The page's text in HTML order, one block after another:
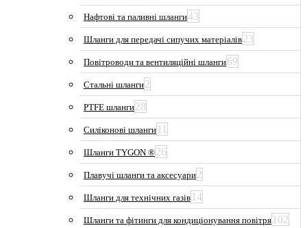
Нафтові та паливні шланги43
Шланги для передачі сипучих матеріалів23
Повітроводи та вентиляційні шланги69
Стальні шланги2
PTFE шланги28
Силіконові шланги 11
Шланги TYGON ®26
Плавучі шланги та аксесуари2
Шланги для технічних газів 14
Шланги та фітинги для кондиціонування повітря 102